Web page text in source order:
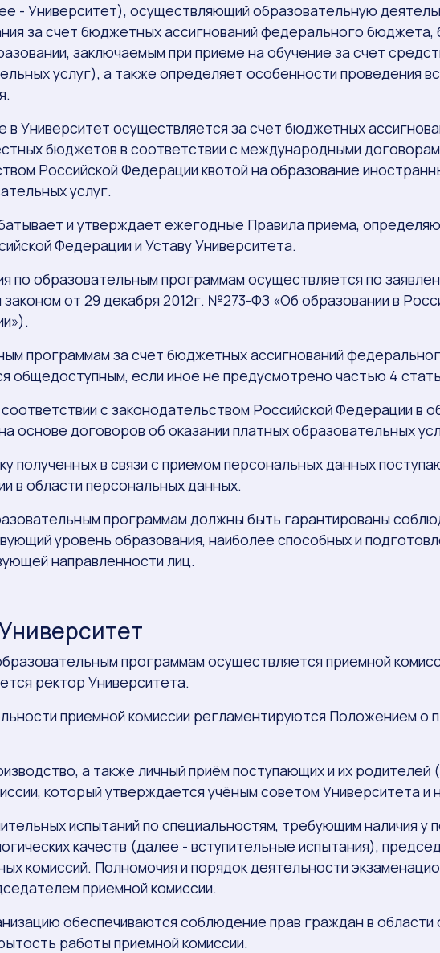
Университет), осуществляющий образовательную
за счет бюджетных ассигнований федерального
заключаемым при приеме на обучение за счет
услуг), а также определяет особенности проведения
в Университет осуществляется за счет бюджетных
бюджетов в соответствии с международными
Российской Федерации квотой на образование
услуг.
и утверждает ежегодные Правила приема,
Федерации и Уставу Университета.
по образовательным программам осуществляется по
от 29 декабря 2012г. №273-ФЗ «Об образовании в
программам за счет бюджетных ассигнований
общедоступным, если иное не предусмотрено частью 4
с законодательством Российской Федерации в
основе договоров об оказании платных образовательных
полученных в связи с приемом персональных данных
в области персональных данных.
программам должны быть гарантированы
уровень образования, наиболее способных и
направленности лиц.
программам осуществляется приемной
ректор Университета.
приемной комиссии регламентируются Положением
а также личный приём поступающих и их
который утверждается учёным советом Университета и
испытаний по специальностям, требующим наличия
качеств (далее - вступительные испытания),
комиссий. Полномочия и порядок деятельности
приемной комиссии.
обеспечиваются соблюдение прав граждан в
работы приемной комиссии.